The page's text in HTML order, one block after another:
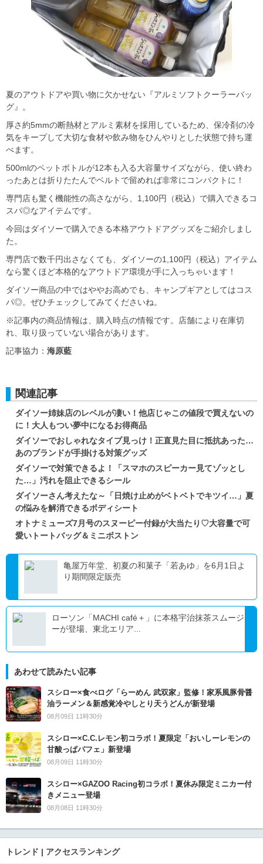
夏のアウトドアや買い物に欠かせない『アルミソフトクーラーバッ
グ』。
厚さ約5mmの断熱材とアルミ素材を採用しているため、保冷剤の冷
気をキープして大切な食材や飲み物をひんやりとした状態で持ち運
べます。
500mlのペットボトルが12本も入る大容量サイズながら、使い終わ
ったあとは折りたたんでベルトで留めれば非常にコンパクトに！
専門店も驚く機能性の高さながら、1,100円（税込）で購入できるコ
スパ◎なアイテムです。
今回はダイソーで購入できる本格アウトドアグッズをご紹介しまし
た。
専門店で数千円出さなくても、ダイソーの1,100円（税込）アイテム
なら驚くほど本格的なアウトドア環境が手に入っちゃいます！
ダイソー商品の中ではややお高めでも、キャンプギアとしてはコス
パ◎。ぜひチェックしてみてくださいね。
※記事内の商品情報は、購入時点の情報です。店舗により在庫切
れ、取り扱っていない場合があります。
記事協力： 海原藍
関連記事
ダイソー姉妹店のレベルが凄い！他店じゃこの値段で買えないの
に！大人もつい夢中になるお得商品
ダイソーでおしゃれなタイプ見っけ！正直見た目に抵抗あった…
あのブランドが手掛ける対策グッズ
ダイソーで対策できるよ！「スマホのスピーカー見てゾッとし
た…」汚れを阻止できるシール
ダイソーさん考えたな～「日焼け止めがベトベトでキツイ…」夏
の悩みを解消できるボディシート
オトナミューズ7月号のスヌーピー付録が大当たり♡大容量で可
愛いトートバッグ＆ミニボストン
亀屋万年堂、初夏の和菓子「若あゆ」を6月1日よ
り期間限定販売
ローソン「MACHI café＋」に本格宇治抹茶スムージ
ーが登場、東北エリア...
あわせて読みたい記事
スシロー×食べログ「らーめん 武双家」監修！家系風豚骨醤
油ラーメン＆新感覚冷やしとり天うどんが新登場
08月09日 11時30分
スシロー×C.C.レモン初コラボ！夏限定「おいしーレモンの
甘酸っぱパフェ」新登場
08月09日 11時30分
スシロー×GAZOO Racing初コラボ！夏休み限定ミニカー付
きメニュー登場
08月08日 11時30分
トレンド | アクセスランキング